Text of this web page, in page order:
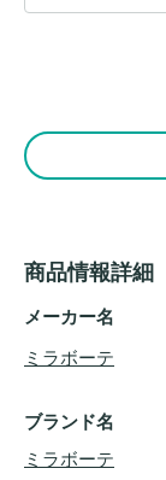
商品情報詳細
メーカー名
ミラボーテ
ブランド名
ミラボーテ